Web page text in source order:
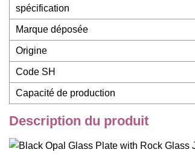
spécification
Marque déposée
Origine
Code SH
Capacité de production
Description du produit